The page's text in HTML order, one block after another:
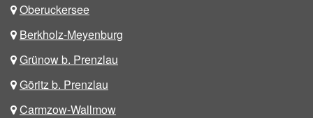
Oberuckersee
Berkholz-Meyenburg
Grünow b. Prenzlau
Göritz b. Prenzlau
Carmzow-Wallmow